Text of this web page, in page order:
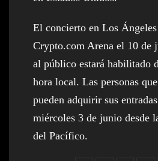
El concierto en Los
Crypto.com Arena el 10 de
al público estará habilitado
hora local. Las personas
pueden adquirir sus
miércoles 3 de junio desde
del Pacífico.